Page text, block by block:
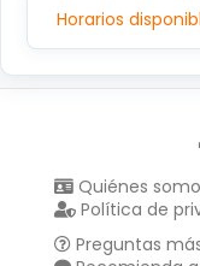
Horarios
Quiénes
Política de
Preguntas